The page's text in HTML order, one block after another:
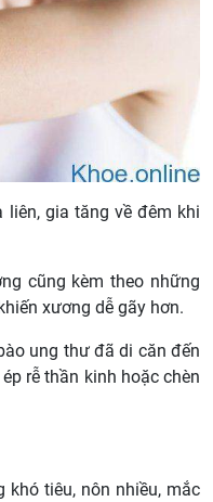
gia tăng về đêm khi
cũng kèm theo những
xương dễ gãy hơn.
ung thư đã di căn đến
rễ thần kinh hoặc chèn
khó tiêu, nôn nhiều, mắc